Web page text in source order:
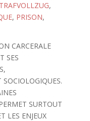
,
, PRISON,
CARCERALE
SES
SOCIOLOGIQUES.
SURTOUT
LES ENJEUX